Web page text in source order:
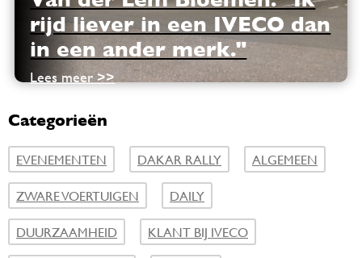
rijd liever in een IVECO dan
in een ander merk."
Lees meer >>
Categorieën
EVENEMENTEN DAKAR RALLY
ALGEMEEN
ZWARE VOERTUIGEN
DAILY
DUURZAAMHEID
KLANT BIJ IVECO